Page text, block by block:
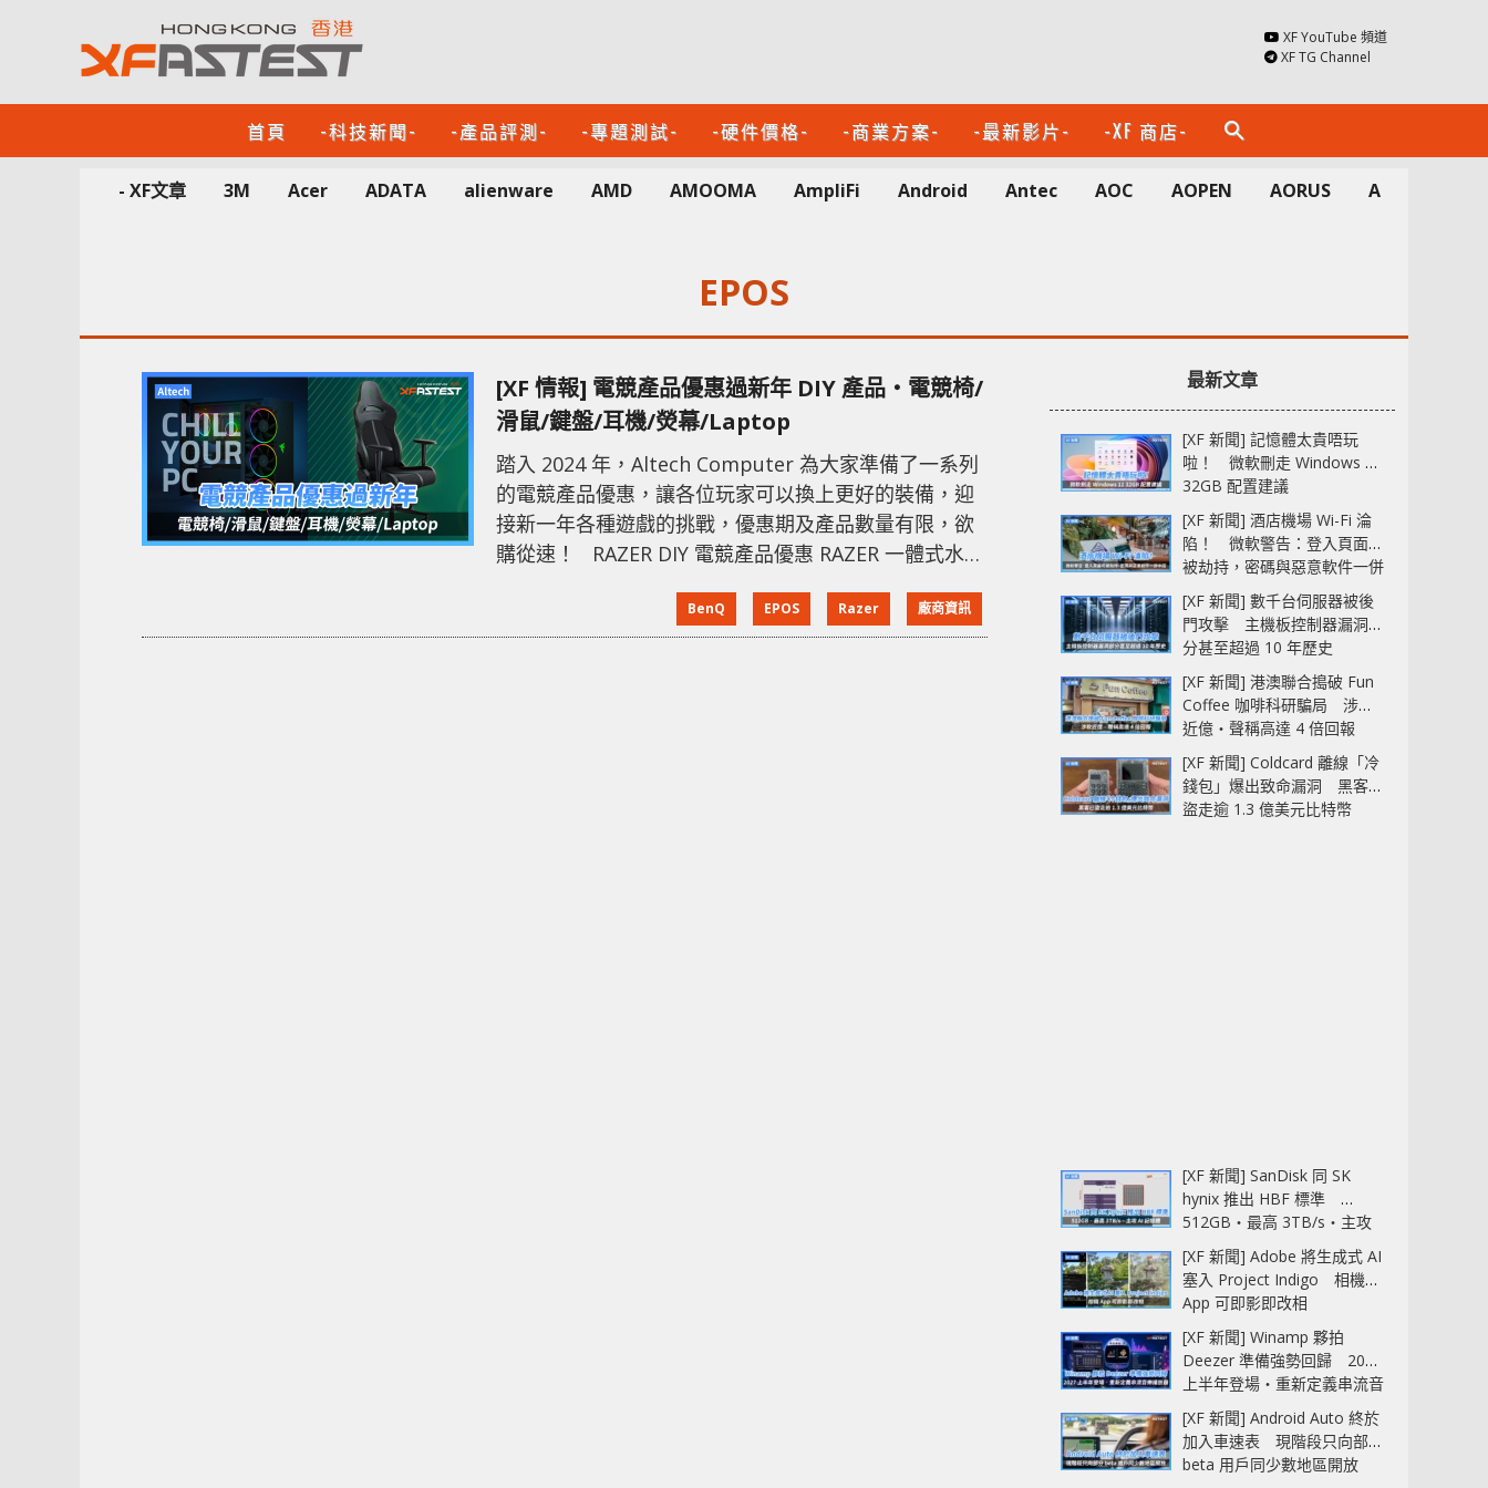
XF YouTube 頻道
XF TG Channel
首頁 -科技新聞- -產品評測- -專題測試- -硬件價格- -商業方案- -最新影片- -XF 商店- search
- XF文章 3M Acer ADATA alienware AMD AMOOMA AmpliFi Android Antec AOC AOPEN AORUS Apacer
EPOS
[XF 情報] 電競產品優惠過新年 DIY 產品‧電競椅/
滑鼠/鍵盤/耳機/熒幕/Laptop
踏入 2024 年，Altech Computer 為大家準備了一系列
的電競產品優惠，讓各位玩家可以換上更好的裝備，迎
接新一年各種遊戲的挑戰，優惠期及產品數量有限，欲
購從速！ RAZER DIY 電競產品優惠 RAZER 一體式水冷
RAZER 電競產品 - 新年 GAME ON 優惠 RAZER 新年
BenQ EPOS Razer 廠商資訊
最新文章
[XF 新聞] 記憶體太貴唔玩
啦！ 微軟刪走 Windows 11
32GB 配置建議
[XF 新聞] 酒店機場 Wi-Fi 淪
陷！ 微軟警告：登入頁面可
被劫持，密碼與惡意軟件一併
中招
[XF 新聞] 數千台伺服器被後
門攻擊 主機板控制器漏洞部
分甚至超過 10 年歷史
[XF 新聞] 港澳聯合搗破 Fun
Coffee 咖啡科研騙局 涉款
近億‧聲稱高達 4 倍回報
[XF 新聞] Coldcard 離線「冷
錢包」爆出致命漏洞 黑客已
盜走逾 1.3 億美元比特幣
[XF 新聞] SanDisk 同 SK
hynix 推出 HBF 標準
512GB‧最高 3TB/s‧主攻
AI 記憶體
[XF 新聞] Adobe 將生成式 AI
塞入 Project Indigo 相機
App 可即影即改相
[XF 新聞] Winamp 夥拍
Deezer 準備強勢回歸 2027
上半年登場‧重新定義串流音
樂播放器
[XF 新聞] Android Auto 終於
加入車速表 現階段只向部分
beta 用戶同少數地區開放